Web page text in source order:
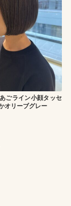
ごライン小顔タッセ
オリーブグレー